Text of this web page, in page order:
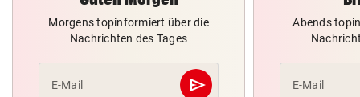
Morgens topinformiert über die
Nachrichten des Tages
E-Mail send
Abschicken
Abends
E-Mail